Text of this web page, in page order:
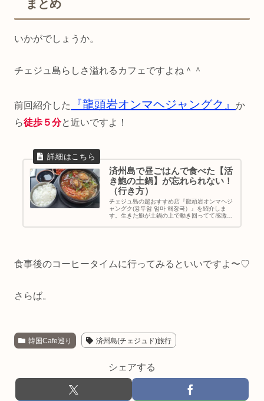
まとめ
いかがでしょうか。
チェジュ島らしさ溢れるカフェですよね＾＾
前回紹介した 『龍頭岩オンマヘジャングク』
か
ら徒歩５分と近いですよ！
済州島で昼ごはんで食べた【活
き鮑の土鍋】が忘れられない！
（行き方）
チェジュ島の超おすすめ店『龍頭岩オンマヘジ
ャングク(용두암 엄마 해장국）』を紹介しま
す。生きた鮑が土鍋の上で動き回ってて感激！
食事後のコーヒータイムに行ってみるといいですよ〜♡
さらば。
韓国Cafe巡り 済州島(チェジュド)旅行
シェアする